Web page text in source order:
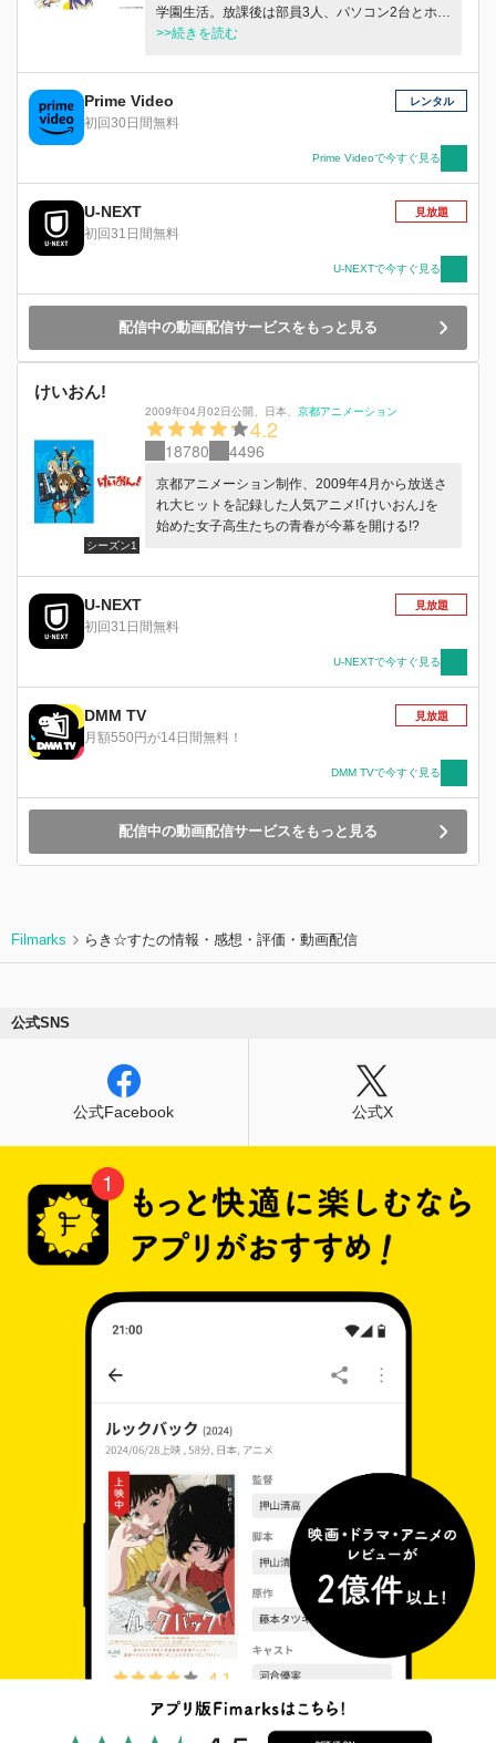
学園生活。放課後は部員3人、パソコン2台とホワ
イトボード1台の『情報処理部』で、てきとうに
り。なんでもない日常は、たまにイベントも発生
するけど、やっぱり女の子がいちゃいちゃするだ
け。でもなぜか目が離せない新世代女子高生コミ
びと部活とところにより百合要素。ノーイベン
ト・グッドライフ！ それがこの3人の“ゆゆ式（ル
>>続きを読む
Prime Video
初回30日間無料
レンタル
Prime Videoで今すぐ見る
U-NEXT
初回31日間無料
見放題
U-NEXTで今すぐ見る
配信中の動画配信サービスをもっと見る
けいおん!
シーズン1
2009年04月02日公開 日本 京都アニメーション
4.2
18780 4496
京都アニメーション制作、2009年4月から放送さ
れ大ヒットを記録した人気アニメ!｢けいおん｣を
始めた女子高生たちの青春が今幕を開ける!?
U-NEXT
初回31日間無料
見放題
U-NEXTで今すぐ見る
DMM TV
月額550円が14日間無料！
見放題
DMM TVで今すぐ見る
配信中の動画配信サービスをもっと見る
Filmarks らき☆すたの情報・感想・評価・動画配信
公式SNS
公式Facebook 公式X